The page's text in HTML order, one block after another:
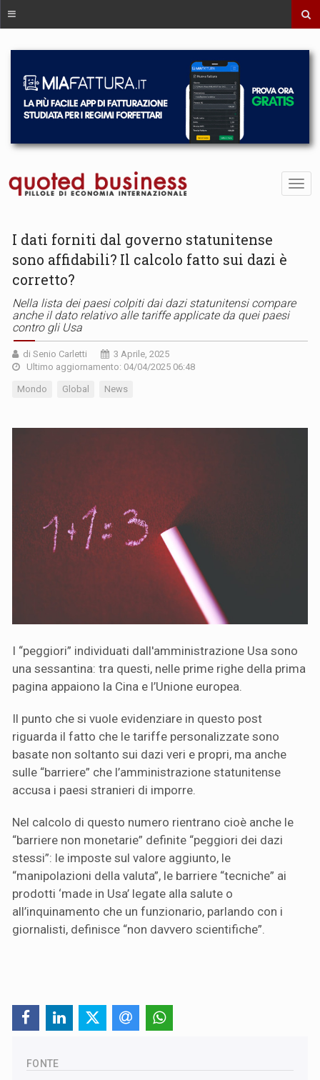
I dati forniti dal governo statunitense
sono affidabili? Il calcolo fatto sui dazi è
corretto?
Nella lista dei paesi colpiti dai dazi statunitensi compare
anche il dato relativo alle tariffe applicate da quei paesi
contro gli Usa
di Senio Carletti
3 Aprile, 2025
Ultimo aggiornamento: 04/04/2025 06:48
Mondo Global News
I “peggiori” individuati dall'amministrazione Usa sono
una sessantina: tra questi, nelle prime righe della prima
pagina appaiono la Cina e l’Unione europea.
Il punto che si vuole evidenziare in questo post
riguarda il fatto che le tariffe personalizzate sono
basate non soltanto sui dazi veri e propri, ma anche
sulle “barriere” che l’amministrazione statunitense
accusa i paesi stranieri di imporre.
Nel calcolo di questo numero rientrano cioè anche le
“barriere non monetarie” definite “peggiori dei dazi
stessi”: le imposte sul valore aggiunto, le
“manipolazioni della valuta”, le barriere “tecniche” ai
prodotti ‘made in Usa’ legate alla salute o
all’inquinamento che un funzionario, parlando con i
giornalisti, definisce “non davvero scientifiche”.
FONTE